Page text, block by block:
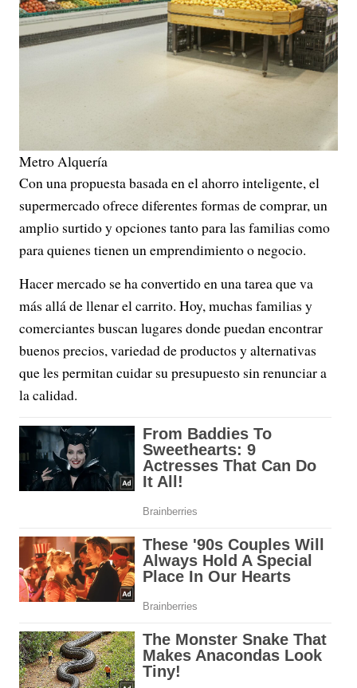
Metro Alquería
Con una propuesta basada en el ahorro inteligente, el
supermercado ofrece diferentes formas de comprar, un
amplio surtido y opciones tanto para las familias como
para quienes tienen un emprendimiento o negocio.
Hacer mercado se ha convertido en una tarea que va
más allá de llenar el carrito. Hoy, muchas familias y
comerciantes buscan lugares donde puedan encontrar
buenos precios, variedad de productos y alternativas
que les permitan cuidar su presupuesto sin renunciar a
la calidad.